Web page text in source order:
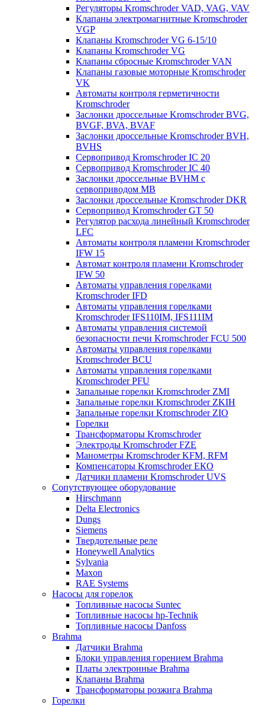
Регуляторы Kromschroder VAD, VAG, VAV
Клапаны электромагнитные Kromschroder
VGP
Клапаны Kromschroder VG 6-15/10
Клапаны Kromschroder VG
Клапаны сбросные Kromschroder VAN
Клапаны газовые моторные Kromschroder
VK
Автоматы контроля герметичности
Kromschroder
Заслонки дроссельные Kromschroder BVG,
BVGF, BVA, BVAF
Заслонки дроссельные Kromschroder BVH,
BVHS
Сервопривод Kromschroder IC 20
Сервопривод Kromschroder IC 40
Заслонки дроссельные BVHM с
сервоприводом МВ
Заслонки дроссельные Kromschroder DKR
Cервопривод Kromschroder GT 50
Регулятор расхода линейный Kromschroder
LFC
Автоматы контроля пламени Kromschroder
IFW 15
Автомат контроля пламени Kromschroder
IFW 50
Автоматы управления горелками
Kromschroder IFD
Автоматы управления горелками
Kromschroder IFS110IM, IFS111IM
Автоматы управления системой
безопасности печи Kromschroder FCU 500
Автоматы управления горелками
Kromschroder BCU
Автоматы управления горелками
Kromschroder PFU
Запальные горелки Kromschroder ZМI
Запальные горелки Kromschroder ZKIH
Запальные горелки Kromschroder ZIO
Горелки
Трансформаторы Kromschroder
Электроды Kromschroder FZE
Манометры Kromschroder KFM, RFM
Компенсаторы Kromschroder ЕКО
Датчики пламени Kromschroder UVS
Сопутствующее оборудование
Hirschmann
Delta Electronics
Dungs
Siemens
Твердотельные реле
Honeywell Analytics
Sylvania
Maxon
RAE Systems
Насосы для горелок
Топливные насосы Suntec
Топливные насосы hp-Technik
Топливные насосы Danfoss
Brahma
Датчики Brahma
Блоки управления горением Brahma
Платы электронные Brahma
Клапаны Brahma
Трансформаторы розжига Brahma
Горелки